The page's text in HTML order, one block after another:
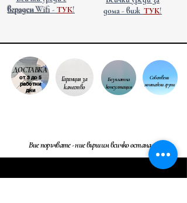
вграден Wifi - ТУК!
дома- виж ТУК!
от 3 до 5
работни
дни
ДОСТАВКА
Гаранция за
качество
Безплатна
консултация
Собствени
монтажни групи
Вие поръчвате - ние вършим всичко останало!